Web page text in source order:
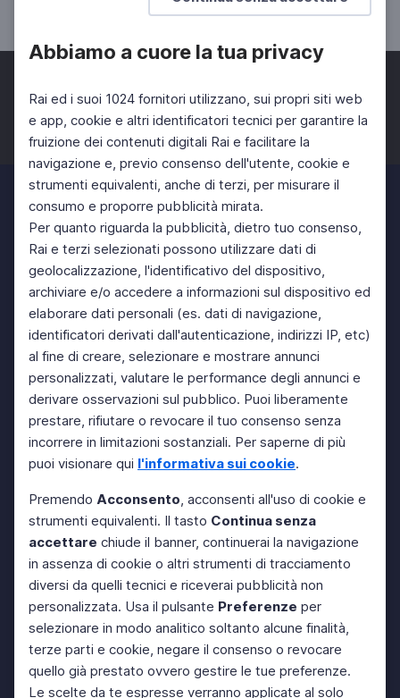
Abbiamo a cuore la tua privacy
Rai ed i suoi 1024 fornitori utilizzano, sui propri siti web
e app, cookie e altri identificatori tecnici per garantire la
fruizione dei contenuti digitali Rai e facilitare la
navigazione e, previo consenso dell'utente, cookie e
strumenti equivalenti, anche di terzi, per misurare il
consumo e proporre pubblicità mirata.
Per quanto riguarda la pubblicità, dietro tuo consenso,
Rai e terzi selezionati possono utilizzare dati di
geolocalizzazione, l'identificativo del dispositivo,
archiviare e/o accedere a informazioni sul dispositivo ed
elaborare dati personali (es. dati di navigazione,
identificatori derivati dall'autenticazione, indirizzi IP, etc)
al fine di creare, selezionare e mostrare annunci
personalizzati, valutare le performance degli annunci e
derivare osservazioni sul pubblico. Puoi liberamente
prestare, rifiutare o revocare il tuo consenso senza
incorrere in limitazioni sostanziali. Per saperne di più
puoi visionare qui l'informativa sui cookie.
Premendo Acconsento, acconsenti all'uso di cookie e
strumenti equivalenti. Il tasto Continua senza
accettare chiude il banner, continuerai la navigazione
in assenza di cookie o altri strumenti di tracciamento
diversi da quelli tecnici e riceverai pubblicità non
personalizzata. Usa il pulsante Preferenze per
selezionare in modo analitico soltanto alcune finalità,
terze parti e cookie, negare il consenso o revocare
quello già prestato ovvero gestire le tue preferenze.
Le scelte da te espresse verranno applicate al solo
SCUOLA SECONDARIA 2°
Facebook Twitter Instagram